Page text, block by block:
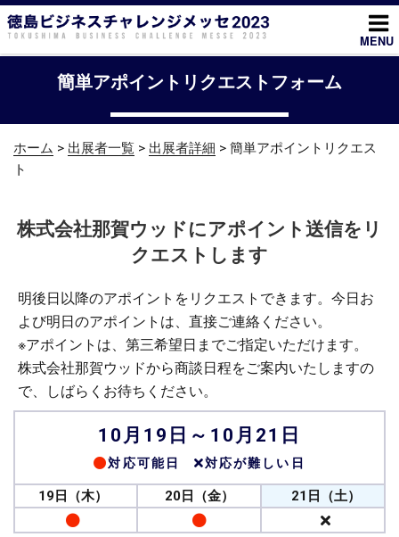
コ
ン
テ
MENU
簡単アポイントリクエストフォーム
ホーム > 出展者一覧 > 出展者詳細 > 簡単アポイントリクエス
ト
株式会社那賀ウッドにアポイント送信をリ
クエストします
明後日以降のアポイントをリクエストできます。今日お
よび明日のアポイントは、直接ご連絡ください。
※アポイントは、第三希望日までご指定いただけます。
株式会社那賀ウッドから商談日程をご案内いたしますの
で、しばらくお待ちください。
10月19日～10月21日
対応可能日 対応が難しい日
19日（木） 20日（金） 21日（土）